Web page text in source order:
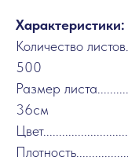
Характеристики:
Количество
500
Размер
36см